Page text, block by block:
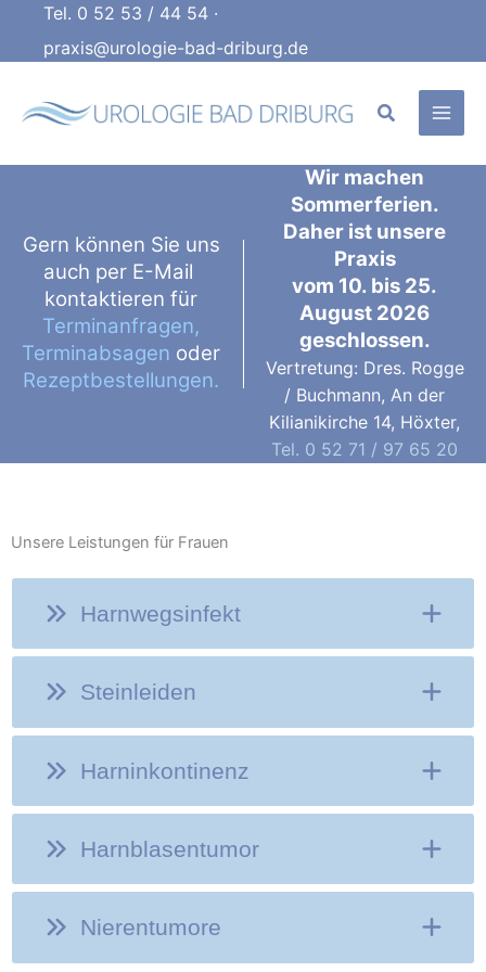
springen
Tel. 0 52 53 / 44 54 ·
praxis@urologie-bad-driburg.de
Suchen
Gern können Sie uns
auch per E-Mail
kontaktieren für
Terminanfragen,
Terminabsagen oder
Rezeptbestellungen.
Wir machen
Sommerferien.
Daher ist unsere
Praxis
vom 10. bis 25.
August 2026
geschlossen.
Vertretung: Dres. Rogge
/ Buchmann, An der
Kilianikirche 14, Höxter,
Tel. 0 52 71 / 97 65 20
Unsere Leistungen für Frauen
Harnwegsinfekt
Steinleiden
Harninkontinenz
Harnblasentumor
Nierentumore